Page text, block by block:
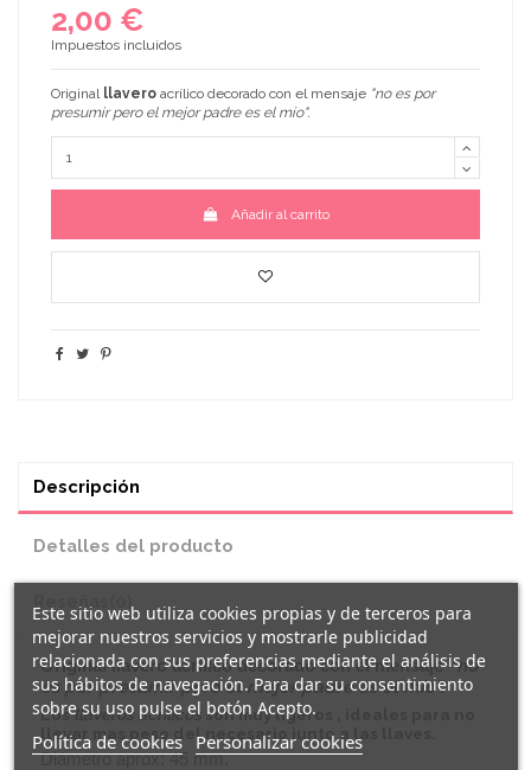
2,00 €
Impuestos incluidos
Original llavero acrílico decorado con el mensaje "no es por
presumir pero el mejor padre es el mío".
Añadir al carrito
Descripción
Detalles del producto
Originalllaveroacrílico decorado con el mensaje "no
es por presumir pero el mejor padre es el mío".
Losllaveros acrílicos son muy ligeros , ideales para no
llevar mas peso del necesario junto a las llaves.
Diámetro aprox: 45 mm.
Este sitio web utiliza cookies propias y de terceros para
mejorar nuestros servicios y mostrarle publicidad
relacionada con sus preferencias mediante el análisis de
sus hábitos de navegación. Para dar su consentimiento
sobre su uso pulse el botón Acepto.
Política de cookies Personalizar cookies